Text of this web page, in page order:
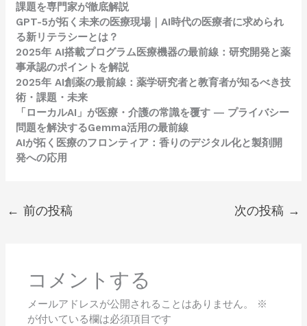
課題を専門家が徹底解説
GPT-5が拓く未来の医療現場｜AI時代の医療者に求められ
る新リテラシーとは？
2025年 AI搭載プログラム医療機器の最前線：研究開発と薬
事承認のポイントを解説
2025年 AI創薬の最前線：薬学研究者と教育者が知るべき技
術・課題・未来
「ローカルAI」が医療・介護の常識を覆す ― プライバシー
問題を解決するGemma活用の最前線
AIが拓く医療のフロンティア：香りのデジタル化と製剤開
発への応用
← 前の投稿 次の投稿 →
コメントする
メールアドレスが公開されることはありません。
※
が付いている欄は必須項目です